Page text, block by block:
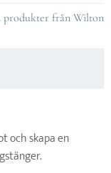
produkter från Wilton
och skapa en